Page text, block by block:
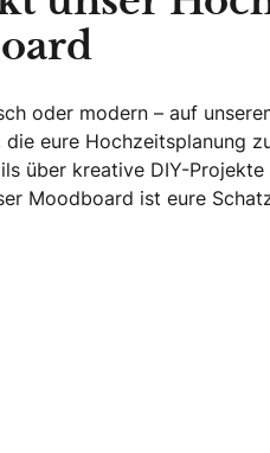
oder modern – auf
die eure Hochzeitsplanung
über kreative DIY-
Moodboard ist eure